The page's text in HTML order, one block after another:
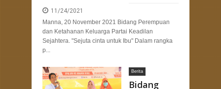
11/24/2021
Manna, 20 November 2021 Bidang Perempuan
dan Ketahanan Keluarga Partai Keadilan
Sejahtera. "Sejuta cinta untuk Ibu" Dalam rangka
p...
Berita
Bidang